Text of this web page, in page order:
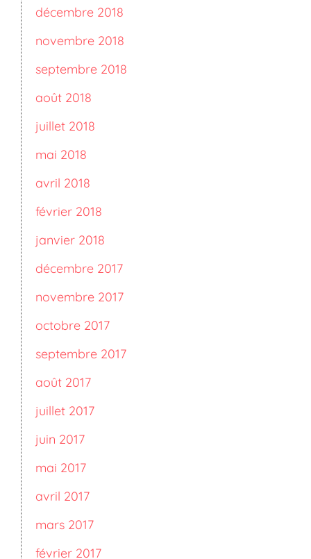
décembre 2018
novembre 2018
septembre 2018
août 2018
juillet 2018
mai 2018
avril 2018
février 2018
janvier 2018
décembre 2017
novembre 2017
octobre 2017
septembre 2017
août 2017
juillet 2017
juin 2017
mai 2017
avril 2017
mars 2017
février 2017